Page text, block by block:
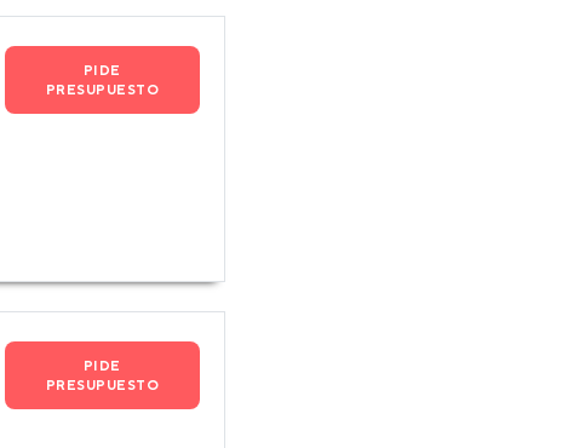
PIDE
PRESUPUESTO
PIDE
PRESUPUESTO